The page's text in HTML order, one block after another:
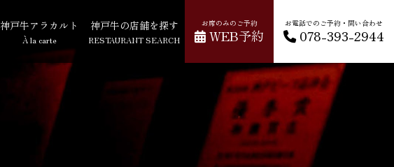
神戸牛アラカルト
À la carte
神戸牛の店舗を探す
RESTAURANT SEARCH
お席のみのご予約
WEB予約
お電話でのご予約・問い合わせ
078-393-2944